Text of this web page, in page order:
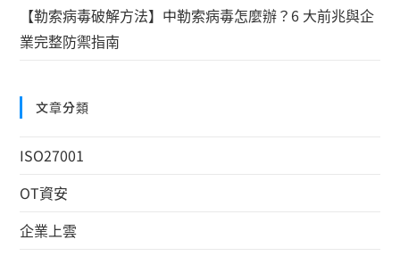
【勒索病毒破解方法】中勒索病毒怎麼辦？6 大前兆與企
業完整防禦指南
文章分類
ISO27001
OT資安
企業上雲